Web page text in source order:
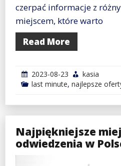
czerpać informacje z
miejscem, które warto
Read More
2023-08-23
kasia
last minute, najlepsze
Najpiękniejsze
odwiedzenia w